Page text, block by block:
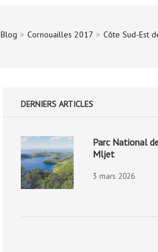
Blog > Cornouailles 2017 > Côte Sud-Est
DERNIERS ARTICLES
Parc National
Mljet
3 mars 2026